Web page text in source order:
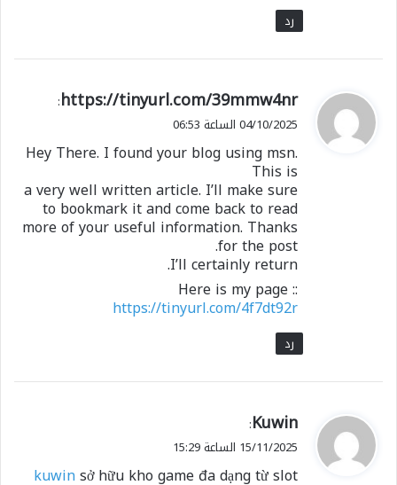
رد
ي
ق
ل
https://tinyurl.com/39mmw4nr
:
04/10/2025 الساعة 06:53
Hey There. I found your blog using msn.
This is
a very well written article. I’ll make sure
to bookmark it and come back to read
more of your useful information. Thanks
for the post.
I’ll certainly return.
Here is my page ::
https://tinyurl.com/4f7dt92r
رد
ي
ق
ل
Kuwin
:
15/11/2025 الساعة 15:29
kuwinsở hữu kho game đa dạng từ slot